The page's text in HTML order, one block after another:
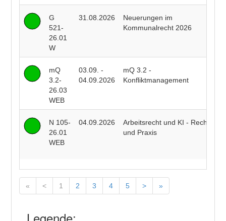
G
521-
26.01
W
31.08.2026
Neuerungen im
Kommunalrecht 2026
mQ
3.2-
26.03
WEB
03.09. -
04.09.2026
mQ 3.2 -
Konfliktmanagement
N 105-
26.01
WEB
04.09.2026
Arbeitsrecht und KI - Recht
und Praxis
« < 1 2 3 4 5 > »